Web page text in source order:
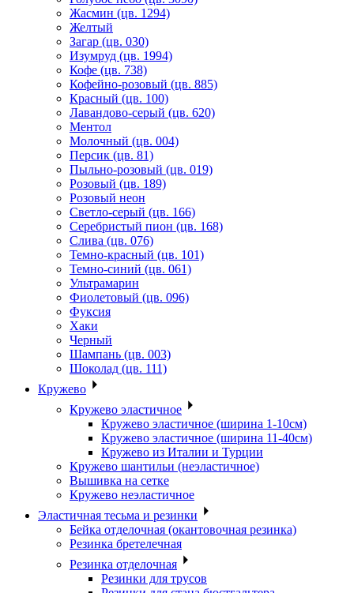
Жасмин (цв. 1294)
Желтый
Загар (цв. 030)
Изумруд (цв. 1994)
Кофе (цв. 738)
Кофейно-розовый (цв. 885)
Красный (цв. 100)
Лавандово-серый (цв. 620)
Ментол
Молочный (цв. 004)
Персик (цв. 81)
Пыльно-розовый (цв. 019)
Розовый (цв. 189)
Розовый неон
Светло-серый (цв. 166)
Серебристый пион (цв. 168)
Слива (цв. 076)
Темно-красный (цв. 101)
Темно-синий (цв. 061)
Ультрамарин
Фиолетовый (цв. 096)
Фуксия
Хаки
Черный
Шампань (цв. 003)
Шоколад (цв. 111)
Кружево
Кружево эластичное
Кружево эластичное (ширина 1-10см)
Кружево эластичное (ширина 11-40см)
Кружево из Италии и Турции
Кружево шантильи (неэластичное)
Вышивка на сетке
Кружево неэластичное
Эластичная тесьма и резинки
Бейка отделочная (окантовочная резинка)
Резинка бретелечная
Резинка отделочная
Резинки для трусов